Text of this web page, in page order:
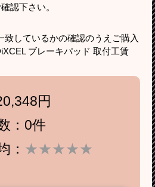
認下さい。
致しているかの確認のうえご購入
ブレーキパッド 取付工賃
円
：0件
： ★★★★★